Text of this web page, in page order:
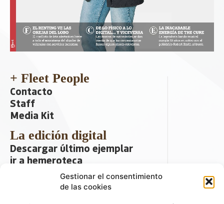
Gestionar el consentimiento
de las cookies
+ Fleet People
Contacto
Staff
Media Kit
La edición digital
Descargar último ejemplar
ir a hemeroteca
+ Contenido en redes sociales